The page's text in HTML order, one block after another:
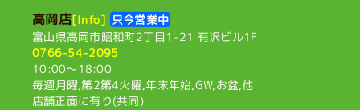
高岡店[Info] 只今営業中
富山県高岡市昭和町2丁目1-21 有沢ビル1F
0766-54-2095
10:00〜18:00
毎週月曜,第2第4火曜,年末年始,GW,お盆,他
店舗正面に有り(共同)